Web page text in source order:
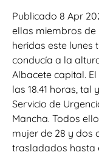
Publicado 8 Apr
ellas miembros
heridas este lunes
conducía a la
Albacete capital.
las 18.41 horas,
Servicio de
Mancha. Todos
mujer de 28 y dos
trasladados hasta